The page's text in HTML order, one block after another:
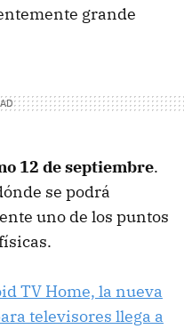
grande
12 de septiembre.
se podrá
uno de los puntos
TV Home, la nueva
televisores llega a